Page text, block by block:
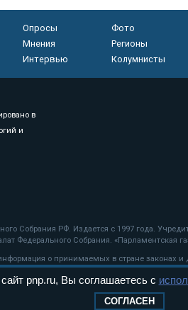
Опросы
Фото
Мнения
Регионы
Интервью Колумнисты
в
и
Собрания РФ. Издается с 1997 года.
Федерального Собрания. «Парламентская
о принимаемых в стране законах и
pnp.ru, Вы соглашаетесь с
СОГЛАСЕН